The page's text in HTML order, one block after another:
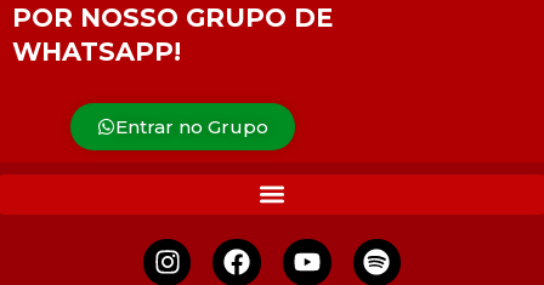
POR NOSSO GRUPO DE
WHATSAPP!
Entrar no Grupo